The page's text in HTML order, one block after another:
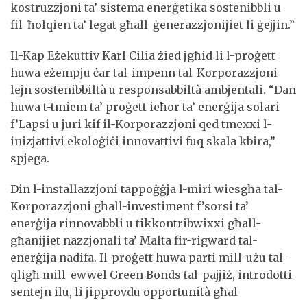
kostruzzjoni ta’ sistema enerġetika sostenibbli u
fil-ħolqien ta’ legat għall-ġenerazzjonijiet li ġejjin.”
Il-Kap Eżekuttiv Karl Cilia żied jgħid li l-proġett
huwa eżempju ċar tal-impenn tal-Korporazzjoni
lejn sostenibbiltà u responsabbiltà ambjentali. “Dan
huwa t-tmiem ta’ proġett ieħor ta’ enerġija solari
f’Lapsi u juri kif il-Korporazzjoni qed tmexxi l-
inizjattivi ekoloġiċi innovattivi fuq skala kbira,”
spjega.
Din l-installazzjoni tappoġġja l-miri wiesgħa tal-
Korporazzjoni għall-investiment f’sorsi ta’
enerġija rinnovabbli u tikkontribwixxi għall-
għanijiet nazzjonali ta’ Malta fir-rigward tal-
enerġija nadifa. Il-proġett huwa parti mill-użu tal-
qligħ mill-ewwel Green Bonds tal-pajjiż, introdotti
sentejn ilu, li jipprovdu opportunità għal